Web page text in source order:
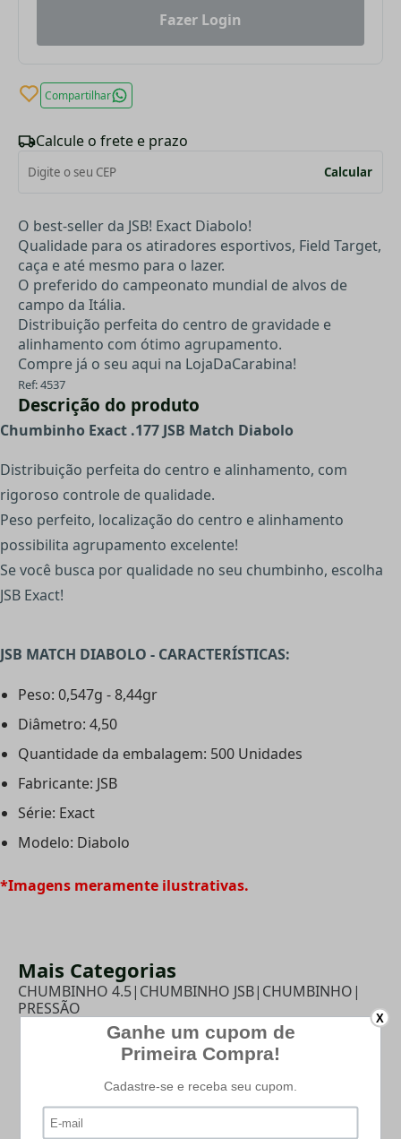
Fazer Login
Compartilhar
Calcule o frete e prazo
Calcular
O best-seller da JSB! Exact Diabolo!
Qualidade para os atiradores esportivos, Field Target,
caça e até mesmo para o lazer.
O preferido do campeonato mundial de alvos de
campo da Itália.
Distribuição perfeita do centro de gravidade e
alinhamento com ótimo agrupamento.
Compre já o seu aqui na LojaDaCarabina!
Ref: 4537
Descrição do produto
Chumbinho Exact .177 JSB Match Diabolo
Distribuição perfeita do centro e alinhamento, com
rigoroso controle de qualidade.
Peso perfeito, localização do centro e alinhamento
possibilita agrupamento excelente!
Se você busca por qualidade no seu chumbinho, escolha
JSB Exact!
JSB MATCH DIABOLO - CARACTERÍSTICAS:
Peso: 0,547g - 8,44gr
Diâmetro: 4,50
Quantidade da embalagem: 500 Unidades
Fabricante: JSB
Série: Exact
Modelo: Diabolo
*Imagens meramente ilustrativas.
Mais Categorias
CHUMBINHO 4.5| CHUMBINHO JSB| CHUMBINHO|
PRESSÃO
X